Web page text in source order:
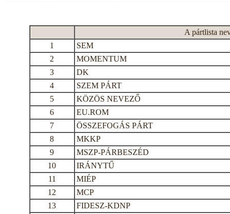
A pártlista
1
SEM
2
MOMENTUM
3
DK
4
SZEM PÁRT
5
KÖZÖS NEVEZŐ
6
EU.ROM
7
ÖSSZEFOGÁS PÁRT
8
MKKP
9
MSZP-PÁRBESZÉD
10
IRÁNYTŰ
11
MIÉP
12
MCP
13
FIDESZ-KDNP